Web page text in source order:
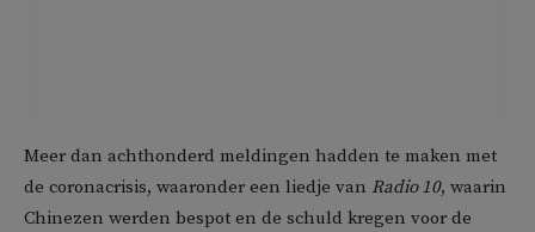
Meer dan achthonderd meldingen hadden te maken met
de coronacrisis, waaronder een liedje van Radio 10, waarin
Chinezen werden bespot en de schuld kregen voor de